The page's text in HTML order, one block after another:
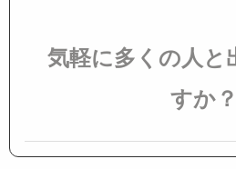
気軽に多くの人と
すか？